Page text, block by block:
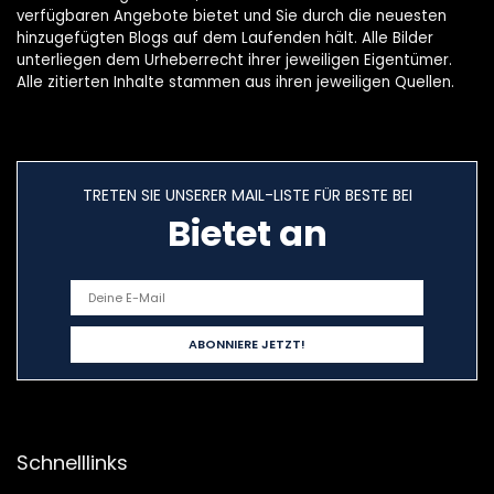
verfügbaren Angebote bietet und Sie durch die neuesten
hinzugefügten Blogs auf dem Laufenden hält. Alle Bilder
unterliegen dem Urheberrecht ihrer jeweiligen Eigentümer.
Alle zitierten Inhalte stammen aus ihren jeweiligen Quellen.
TRETEN SIE UNSERER MAIL-LISTE FÜR BESTE BEI
Bietet an
Schnelllinks